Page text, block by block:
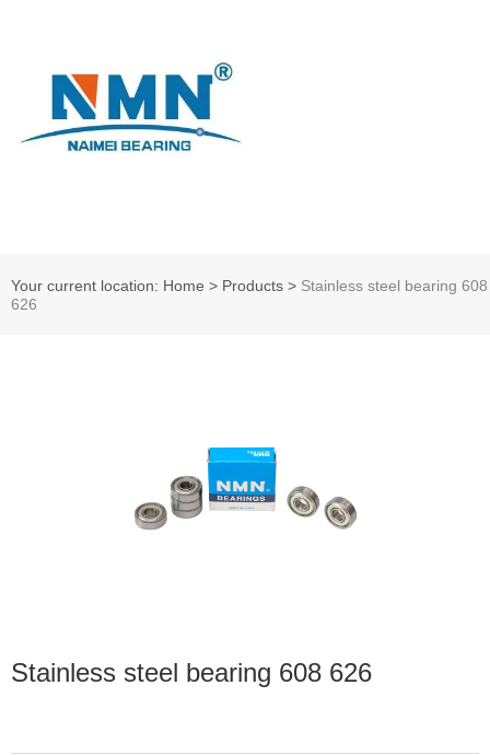
Your current location: Home > Products > Stainless steel bearing 608
626
Stainless steel bearing 608 626